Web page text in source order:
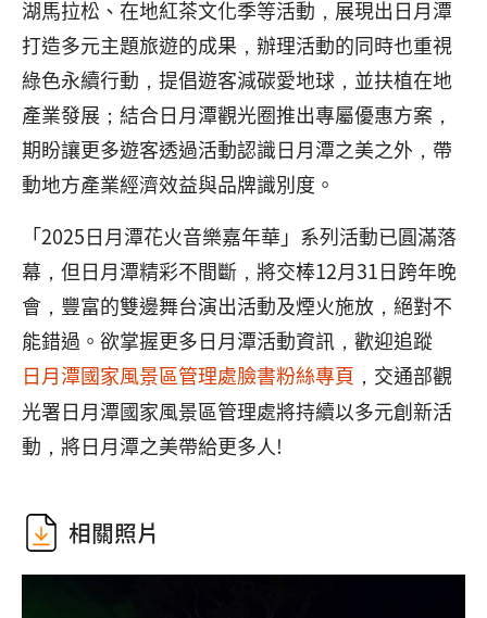
湖馬拉松、在地紅茶文化季等活動，展現出日月潭
打造多元主題旅遊的成果，辦理活動的同時也重視
綠色永續行動，提倡遊客減碳愛地球，並扶植在地
產業發展；結合日月潭觀光圈推出專屬優惠方案，
期盼讓更多遊客透過活動認識日月潭之美之外，帶
動地方產業經濟效益與品牌識別度。
「2025日月潭花火音樂嘉年華」系列活動已圓滿落
幕，但日月潭精彩不間斷，將交棒12月31日跨年晚
會，豐富的雙邊舞台演出活動及煙火施放，絕對不
能錯過。欲掌握更多日月潭活動資訊，歡迎追蹤
日月潭國家風景區管理處臉書粉絲專頁 ，交通部觀
光署日月潭國家風景區管理處將持續以多元創新活
動，將日月潭之美帶給更多人!
相關照片